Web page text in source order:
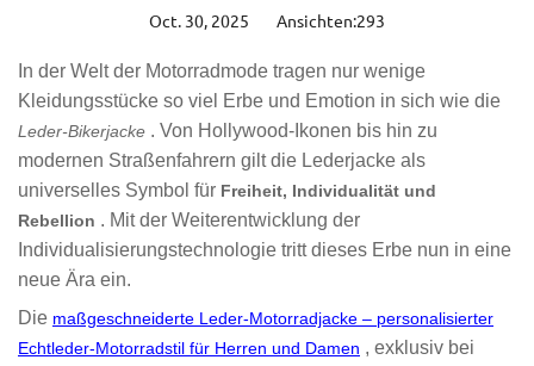
Oct. 30, 2025 Ansichten:293
In der Welt der Motorradmode tragen nur wenige
Kleidungsstücke so viel Erbe und Emotion in sich wie die
Leder-Bikerjacke . Von Hollywood-Ikonen bis hin zu
modernen Straßenfahrern gilt die Lederjacke als
universelles Symbol für Freiheit, Individualität und
Rebellion . Mit der Weiterentwicklung der
Individualisierungstechnologie tritt dieses Erbe nun in eine
neue Ära ein.
Die maßgeschneiderte Leder-Motorradjacke – personalisierter
Echtleder-Motorradstil für Herren und Damen , exklusiv bei